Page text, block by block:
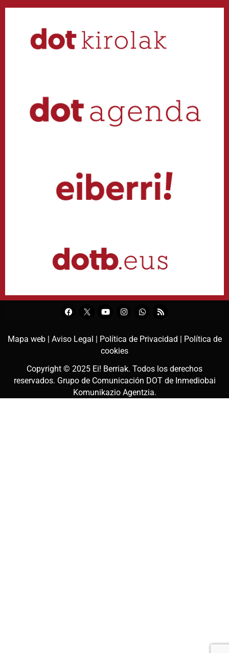
Mapa web | Aviso Legal | Política de Privacidad |
Política de
cookies
Copyright © 2025 Ei! Berriak. Todos los derechos
reservados. Grupo de Comunicación DOT de Inmediobai
Komunikazio Agentzia.